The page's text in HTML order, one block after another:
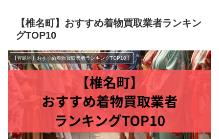
【椎名町】おすすめ着物買取業者ランキン
グTOP10
【豊島区】おすすめ着物買取業者ランキングTOP10！